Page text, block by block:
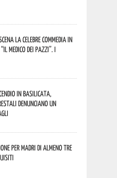
la celebre commedia in
medico dei pazzi”. I
in Basilicata,
denunciano un
per madri di almeno tre